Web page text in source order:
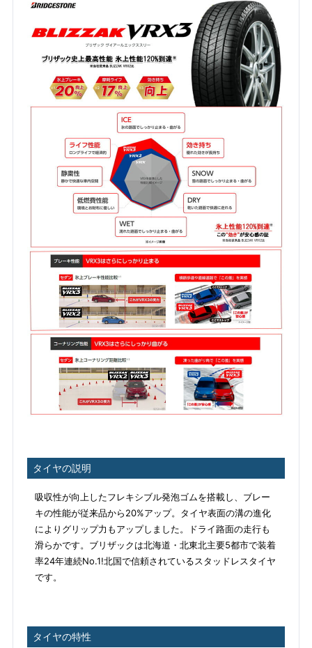
タイヤの説明
吸収性が向上したフレキシブル発泡ゴムを搭載し、ブレー
キの性能が従来品から20%アップ。タイヤ表面の溝の進化
によりグリップ力もアップしました。ドライ路面の走行も
滑らかです。ブリザックは北海道・北東北主要5都市で装着
率24年連続No.1!北国で信頼されているスタッドレスタイヤ
です。
タイヤの特性